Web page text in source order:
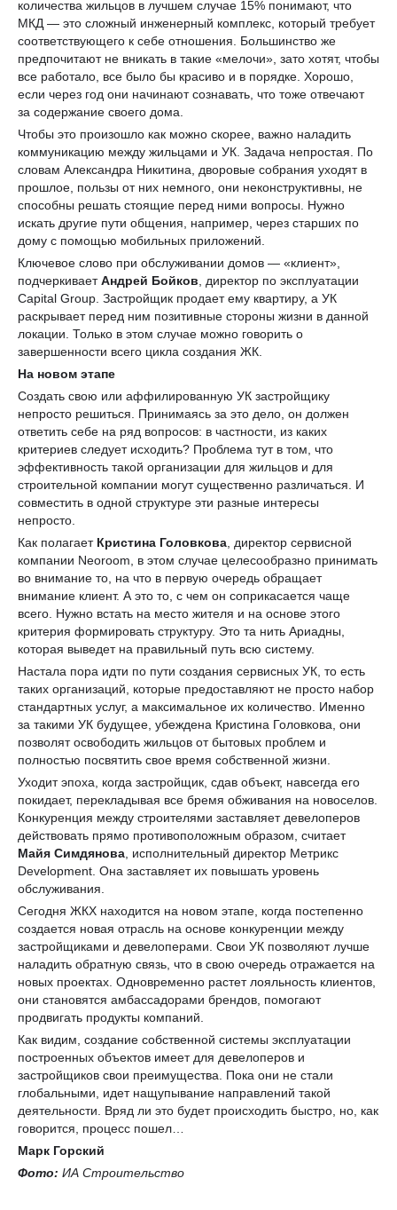
количества жильцов в лучшем случае 15% понимают, что
МКД — это сложный инженерный комплекс, который требует
соответствующего к себе отношения. Большинство же
предпочитают не вникать в такие «мелочи», зато хотят, чтобы
все работало, все было бы красиво и в порядке. Хорошо,
если через год они начинают сознавать, что тоже отвечают
за содержание своего дома.
Чтобы это произошло как можно скорее, важно наладить
коммуникацию между жильцами и УК. Задача непростая. По
словам Александра Никитина, дворовые собрания уходят в
прошлое, пользы от них немного, они неконструктивны, не
способны решать стоящие перед ними вопросы. Нужно
искать другие пути общения, например, через старших по
дому с помощью мобильных приложений.
Ключевое слово при обслуживании домов — «клиент»,
подчеркиваетАндрей Бойков , директор по эксплуатации
Capital Group. Застройщик продает ему квартиру, а УК
раскрывает перед ним позитивные стороны жизни в данной
локации. Только в этом случае можно говорить о
завершенности всего цикла создания ЖК.
На новом этапе
Создать свою или аффилированную УК застройщику
непросто решиться. Принимаясь за это дело, он должен
ответить себе на ряд вопросов: в частности, из каких
критериев следует исходить? Проблема тут в том, что
эффективность такой организации для жильцов и для
строительной компании могут существенно различаться. И
совместить в одной структуре эти разные интересы
непросто.
Как полагает Кристина Головкова , директор сервисной
компании Neoroom, в этом случае целесообразно принимать
во внимание то, на что в первую очередь обращает
внимание клиент. А это то, с чем он соприкасается чаще
всего. Нужно встать на место жителя и на основе этого
критерия формировать структуру. Это та нить Ариадны,
которая выведет на правильный путь всю систему.
Настала пора идти по пути создания сервисных УК, то есть
таких организаций, которые предоставляют не просто набор
стандартных услуг, а максимальное их количество. Именно
за такими УК будущее, убеждена Кристина Головкова, они
позволят освободить жильцов от бытовых проблем и
полностью посвятить свое время собственной жизни.
Уходит эпоха, когда застройщик, сдав объект, навсегда его
покидает, перекладывая все бремя обживания на новоселов.
Конкуренция между строителями заставляет девелоперов
действовать прямо противоположным образом, считает
Майя Симдянова , исполнительный директор Метрикс
Development. Она заставляет их повышать уровень
обслуживания.
Сегодня ЖКХ находится на новом этапе, когда постепенно
создается новая отрасль на основе конкуренции между
застройщиками и девелоперами. Свои УК позволяют лучше
наладить обратную связь, что в свою очередь отражается на
новых проектах. Одновременно растет лояльность клиентов,
они становятся амбассадорами брендов, помогают
продвигать продукты компаний.
Как видим, создание собственной системы эксплуатации
построенных объектов имеет для девелоперов и
застройщиков свои преимущества. Пока они не стали
глобальными, идет нащупывание направлений такой
деятельности. Вряд ли это будет происходить быстро, но, как
говорится, процесс пошел…
Марк Горский
Фото: ИА Строительство